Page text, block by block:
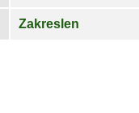
Zakreslen